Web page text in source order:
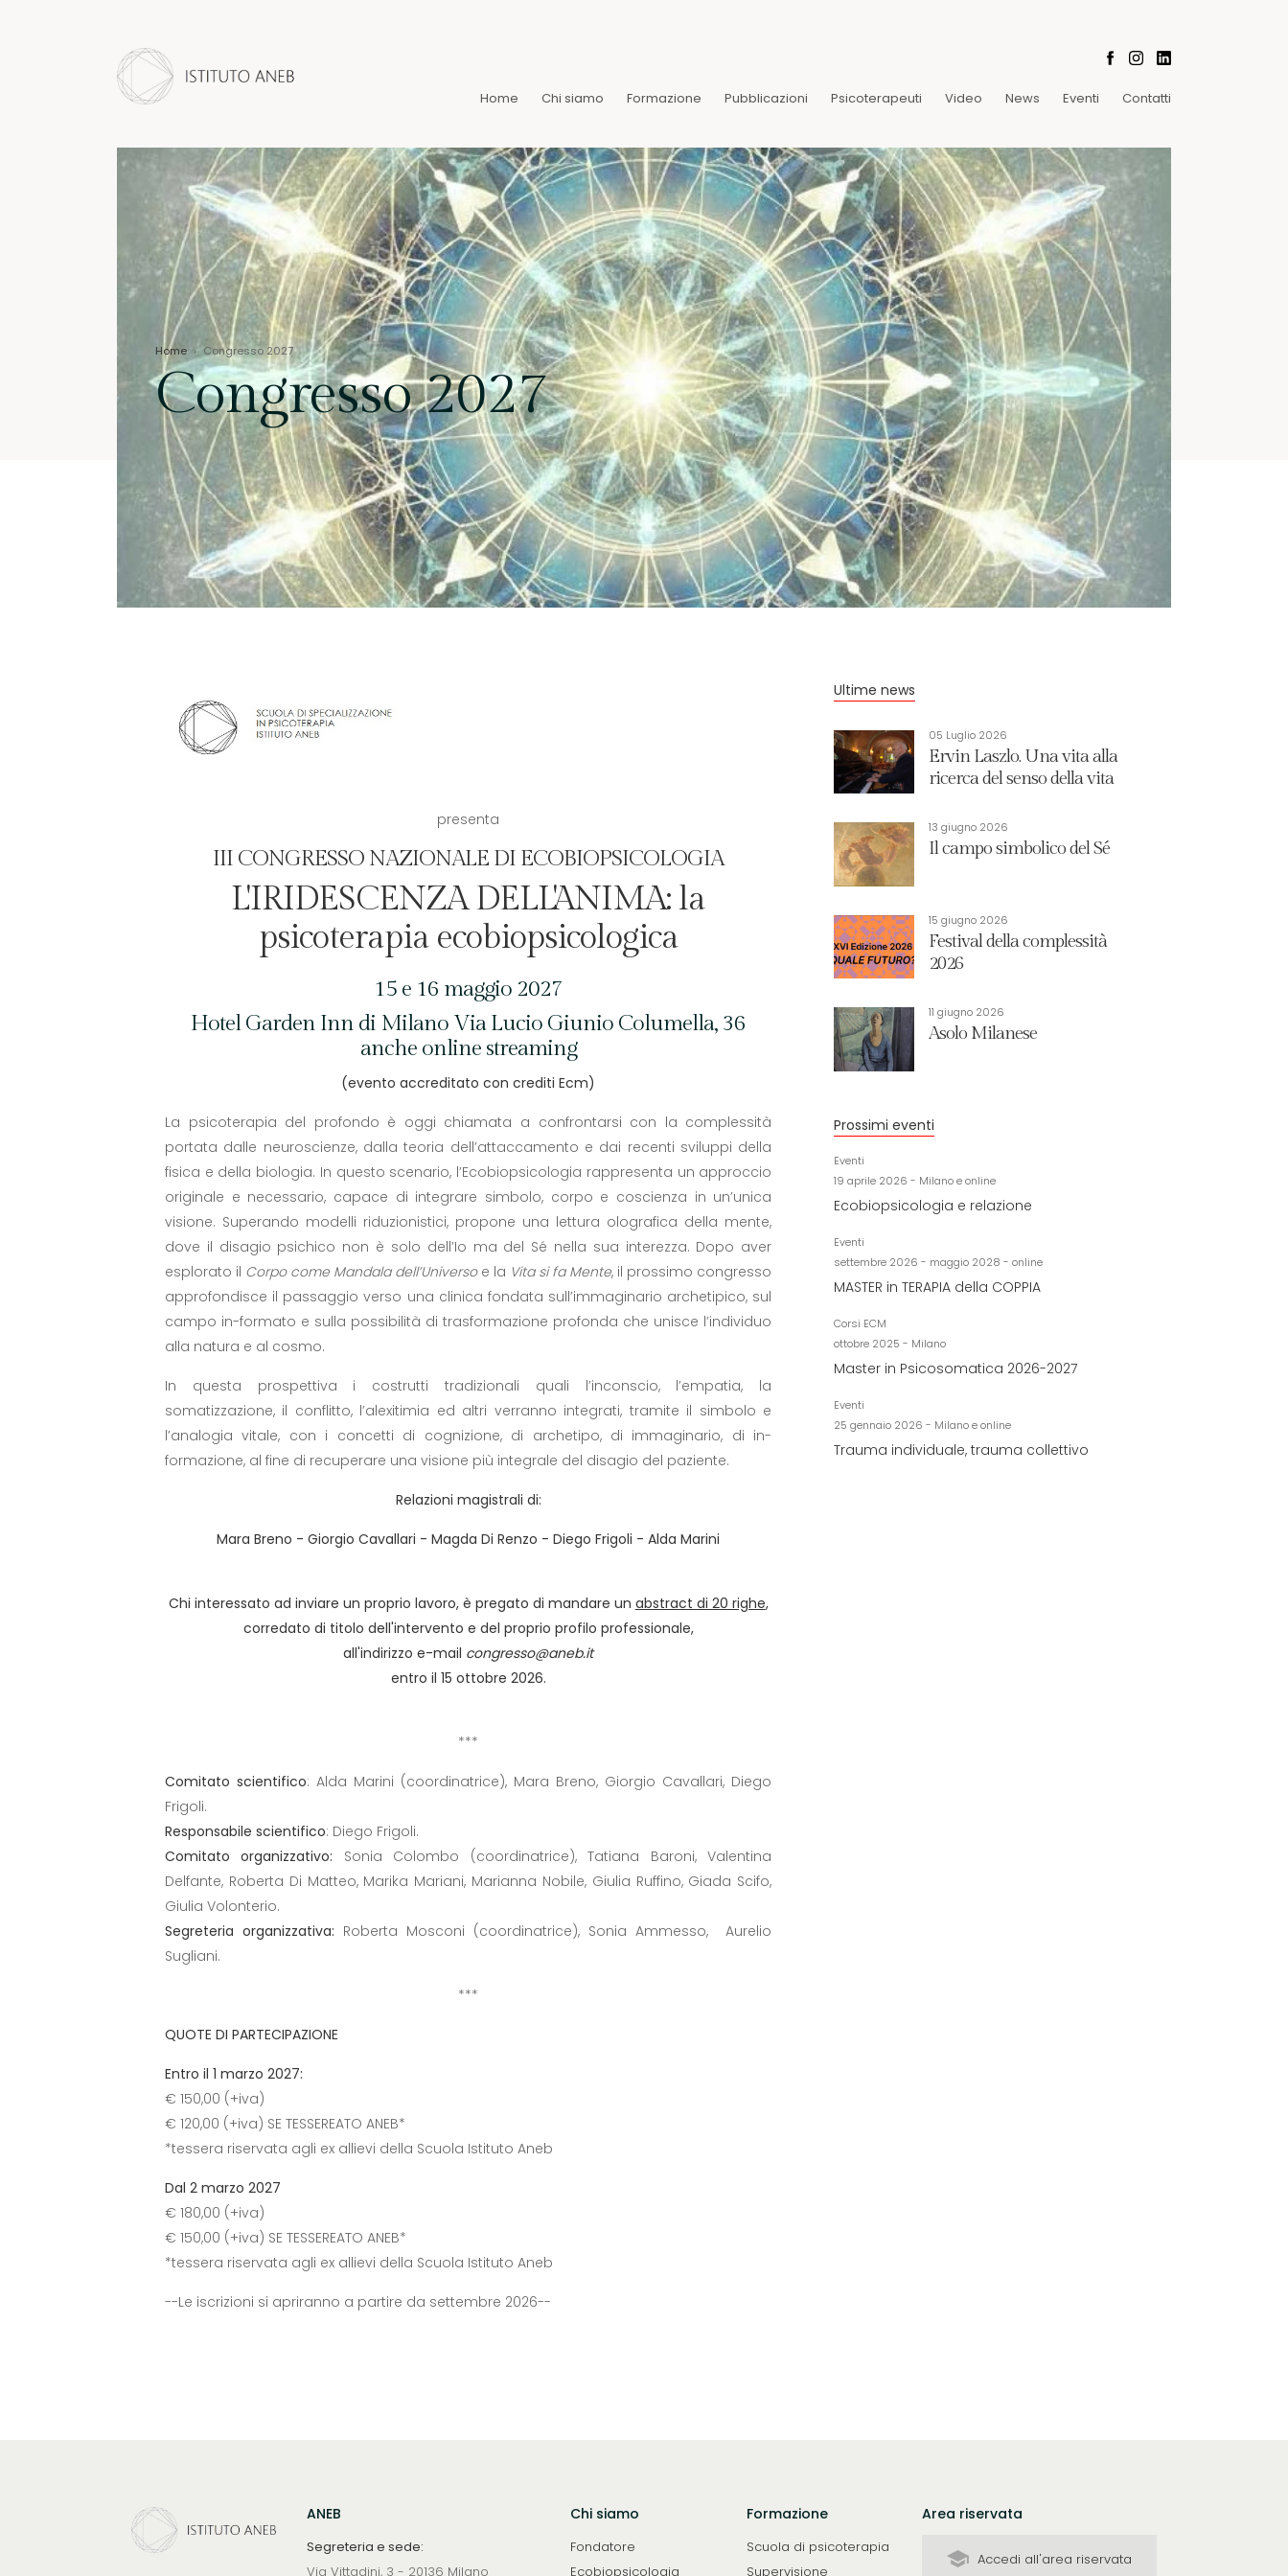
Home Chi siamo Formazione Pubblicazioni Psicoterapeuti Video News Eventi Contatti
Home › Congresso 2027
Congresso 2027
presenta
III CONGRESSO NAZIONALE DI ECOBIOPSICOLOGIA
L'IRIDESCENZA DELL'ANIMA: la
psicoterapia ecobiopsicologica
15 e 16 maggio 2027
Hotel Garden Inn di Milano Via Lucio Giunio Columella, 36
anche online streaming
(evento accreditato con crediti Ecm)
La psicoterapia del profondo è oggi chiamata a confrontarsi con la complessità
portata dalle neuroscienze, dalla teoria dell’attaccamento e dai recenti sviluppi della
fisica e della biologia. In questo scenario, l’Ecobiopsicologia rappresenta un approccio
originale e necessario, capace di integrare simbolo, corpo e coscienza in un’unica
visione. Superando modelli riduzionistici, propone una lettura olografica della mente,
dove il disagio psichico non è solo dell’Io ma del Sé nella sua interezza. Dopo aver
esplorato il Corpo come Mandala dell’Universo e la Vita si fa Mente, il prossimo congresso
approfondisce il passaggio verso una clinica fondata sull’immaginario archetipico, sul
campo in-formato e sulla possibilità di trasformazione profonda che unisce l’individuo
alla natura e al cosmo.
In questa prospettiva i costrutti tradizionali quali l’inconscio, l’empatia, la
somatizzazione, il conflitto, l’alexitimia ed altri verranno integrati, tramite il simbolo e
l’analogia vitale, con i concetti di cognizione, di archetipo, di immaginario, di in-
formazione, al fine di recuperare una visione più integrale del disagio del paziente.
Relazioni magistrali di:
Mara Breno - Giorgio Cavallari - Magda Di Renzo - Diego Frigoli - Alda Marini
Chi interessato ad inviare un proprio lavoro, è pregato di mandare un abstract di 20 righe,
corredato di titolo dell'intervento e del proprio profilo professionale,
all'indirizzo e-mail congresso@aneb.it
entro il 15 ottobre 2026.
***
Comitato scientifico: Alda Marini (coordinatrice), Mara Breno, Giorgio Cavallari, Diego
Frigoli.
Responsabile scientifico: Diego Frigoli.
Comitato organizzativo: Sonia Colombo (coordinatrice), Tatiana Baroni, Valentina
Delfante, Roberta Di Matteo, Marika Mariani, Marianna Nobile, Giulia Ruffino, Giada Scifo,
Giulia Volonterio.
Segreteria organizzativa: Roberta Mosconi (coordinatrice), Sonia Ammesso, Aurelio
Sugliani.
***
QUOTE DI PARTECIPAZIONE
Entro il 1 marzo 2027:
€ 150,00 (+iva)
€ 120,00 (+iva) SE TESSEREATO ANEB*
*tessera riservata agli ex allievi della Scuola Istituto Aneb
Dal 2 marzo 2027
€ 180,00 (+iva)
€ 150,00 (+iva) SE TESSEREATO ANEB*
*tessera riservata agli ex allievi della Scuola Istituto Aneb
--Le iscrizioni si apriranno a partire da settembre 2026--
Ultime news
05 Luglio 2026
Ervin Laszlo. Una vita alla
ricerca del senso della vita
13 giugno 2026
Il campo simbolico del Sé
15 giugno 2026
Festival della complessità
2026
11 giugno 2026
Asolo Milanese
Prossimi eventi
Eventi
19 aprile 2026 - Milano e online
Ecobiopsicologia e relazione
Eventi
settembre 2026 - maggio 2028 - online
MASTER in TERAPIA della COPPIA
Corsi ECM
ottobre 2025 - Milano
Master in Psicosomatica 2026-2027
Eventi
25 gennaio 2026 - Milano e online
Trauma individuale, trauma collettivo
ANEB
Segreteria e sede:
Via Vittadini, 3 - 20136 Milano
Chi siamo
Fondatore
Ecobiopsicologia
Formazione
Scuola di psicoterapia
Supervisione
Area riservata
Accedi all'area riservata